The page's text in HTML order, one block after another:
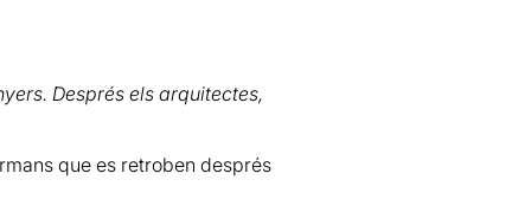
el pare, la mort del
proper i la sala del teatre.
que van creant la néta i una
per un habitatge digne per
Després els arquitectes,
que es retroben després